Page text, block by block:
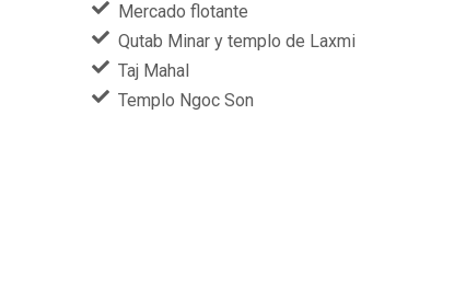
Mercado flotante
Qutab Minar y templo de Laxmi
Taj Mahal
Templo Ngoc Son